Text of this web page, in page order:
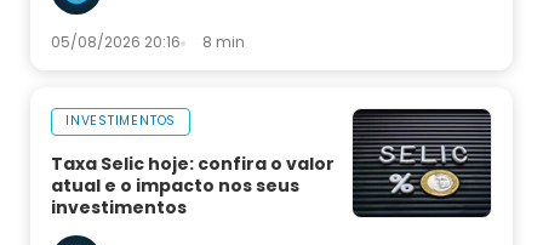
05/08/2026 20:16 8 min
INVESTIMENTOS
Taxa Selic hoje: confira o valor
atual e o impacto nos seus
investimentos